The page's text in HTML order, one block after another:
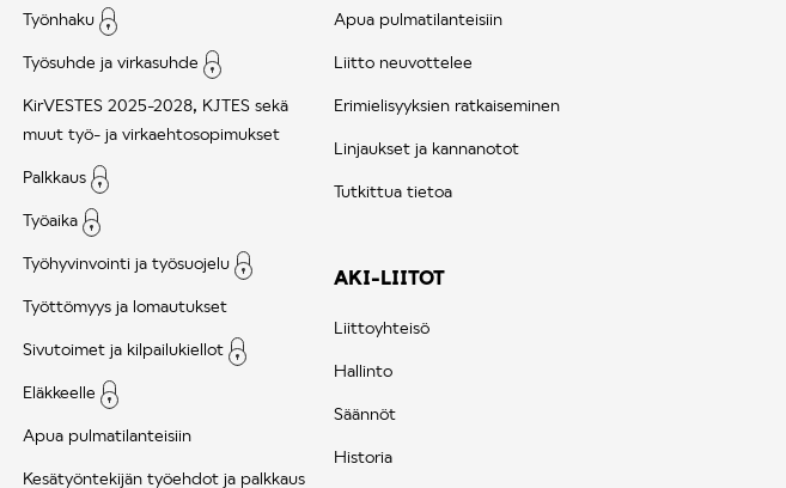
Työnhaku
Työsuhde ja virkasuhde
KirVESTES 2025-2028, KJTES sekä
muut työ- ja virkaehtosopimukset
Palkkaus
Työaika
Työhyvinvointi ja työsuojelu
Työttömyys ja lomautukset
Sivutoimet ja kilpailukiellot
Eläkkeelle
Apua pulmatilanteisiin
Kesätyöntekijän työehdot ja palkkaus
Apua pulmatilanteisiin
Liitto neuvottelee
Erimielisyyksien ratkaiseminen
Linjaukset ja kannanotot
Tutkittua tietoa
AKI-LIITOT
Liittoyhteisö
Hallinto
Säännöt
Historia